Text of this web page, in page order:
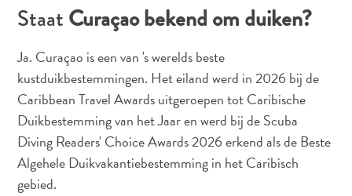
Musea
en
entertainment
parken
Sauna
en
wellness
StaatCuraçao bekend om duiken?
Ja. Curaçao is een van 's werelds beste
kustduikbestemmingen. Het eiland werd in 2026 bij de
Caribbean Travel Awards uitgeroepen tot Caribische
Duikbestemming van het Jaar en werd bij de Scuba
Diving Readers' Choice Awards 2026 erkend als de Beste
Algehele Duikvakantiebestemming in het Caribisch
gebied.